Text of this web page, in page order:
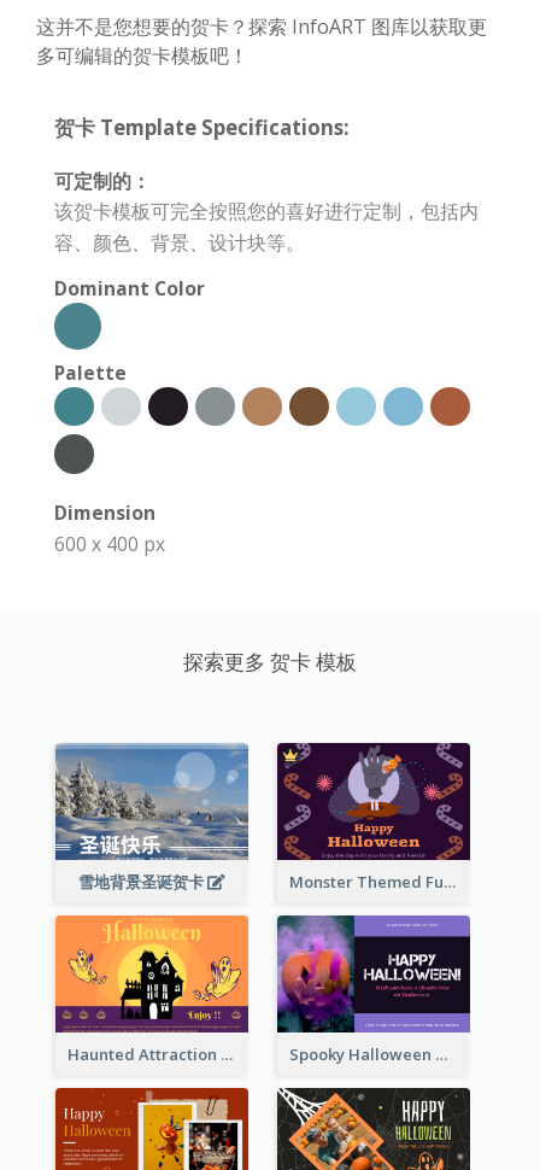
这并不是您想要的贺卡？探索 InfoART 图库以获取更
多可编辑的贺卡模板吧！
贺卡 Template Specifications:
可定制的：
该贺卡模板可完全按照您的喜好进行定制，包括内
容、颜色、背景、设计块等。
Dominant Color
Palette
Dimension
600 x 400 px
探索更多 贺卡 模板
雪地背景圣诞贺卡 Monster Themed Fun Halloween Greeting Card
Haunted Attraction Themed Halloween Card Spooky Halloween Greeting Card